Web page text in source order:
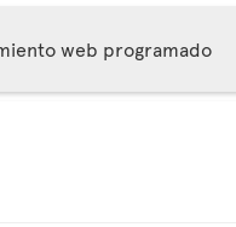
web programado